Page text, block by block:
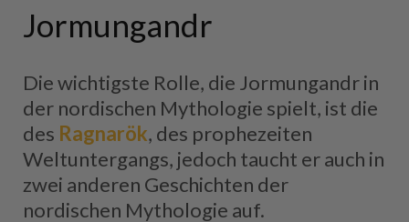
Jormungandr
Die wichtigste Rolle, die Jormungandr in
der nordischen Mythologie spielt, ist die
des Ragnarök, des prophezeiten
Weltuntergangs, jedoch taucht er auch in
zwei anderen Geschichten der
nordischen Mythologie auf.